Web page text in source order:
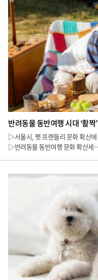
반려동물 동반여행 시대 ‘활
▷서울시, 펫 프렌들리 문화 확산
▷반려동물 동반여행 문화 확산세